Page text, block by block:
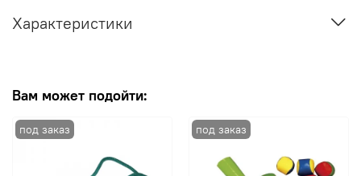
Характеристики
Вам может подойти: